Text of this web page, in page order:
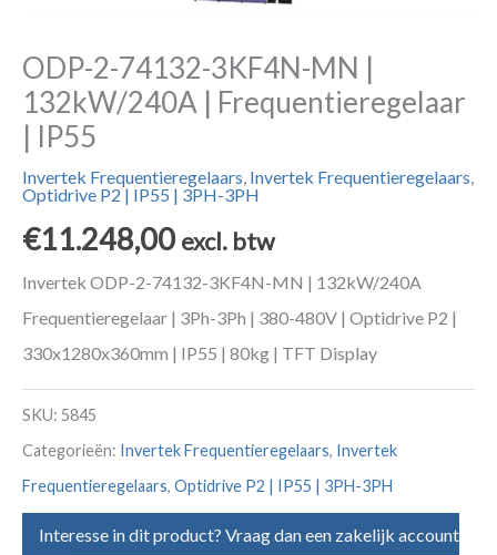
ODP-2-74132-3KF4N-MN |
132kW/240A | Frequentieregelaar
| IP55
Invertek Frequentieregelaars Invertek Frequentieregelaars
Optidrive P2 | IP55 | 3PH-3PH
€11.248,00 excl. btw
Invertek ODP-2-74132-3KF4N-MN | 132kW/240A
Frequentieregelaar | 3Ph-3Ph | 380-480V | Optidrive P2 |
330x1280x360mm | IP55 | 80kg | TFT Display
SKU: 5845
Categorieën: Invertek Frequentieregelaars, Invertek
Frequentieregelaars, Optidrive P2 | IP55 | 3PH-3PH
Interesse in dit product? Vraag dan een zakelijk account